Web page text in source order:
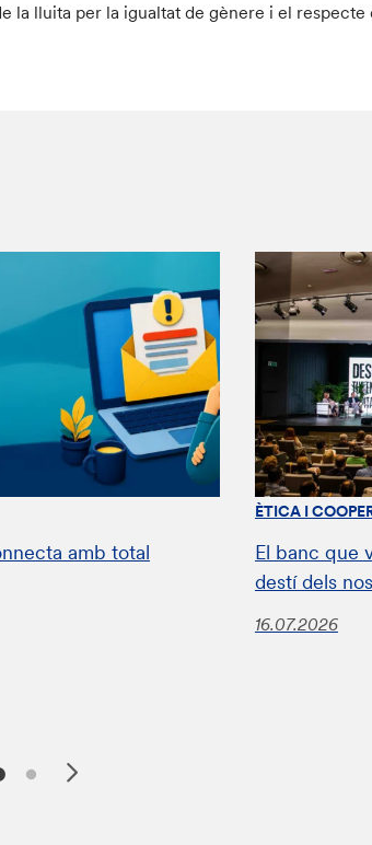
la lluita per la igualtat de gènere i el respecte
amb total
ÈTICA I
El banc que
destí dels
16.07.2026